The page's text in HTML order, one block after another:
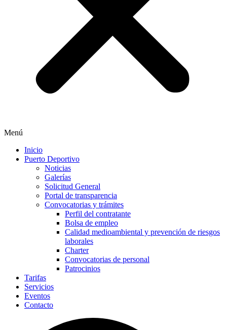
Menú
Inicio
Puerto Deportivo
Noticias
Galerías
Solicitud General
Portal de transparencia
Convocatorias y trámites
Perfil del contratante
Bolsa de empleo
Calidad medioambiental y prevención de riesgos
laborales
Charter
Convocatorias de personal
Patrocinios
Tarifas
Servicios
Eventos
Contacto